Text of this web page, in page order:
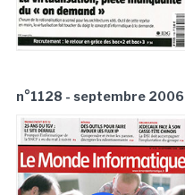
n°1128 - septembre 2006